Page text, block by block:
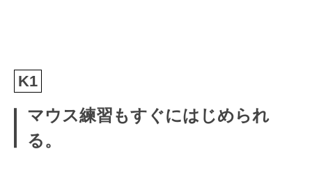
K1
マウス練習もすぐにはじめられ
る。